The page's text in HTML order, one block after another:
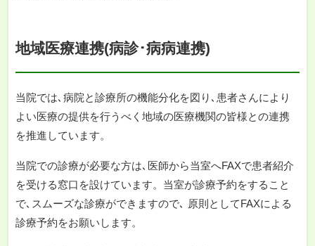
地域医療連携(病診･病病連携)
当院では､病院と診療所の機能分化を図り､患者さんにより
よい医療の提供を行うべく地域の医療機関の皆様との連携
を推進しています。
当院での診療が必要な方は､医師から当室へFAXで患者紹介
を受ける窓口を設けています。当室が診療予約をすること
で､スムーズな診療ができますので､ 原則としてFAXによる
診療予約をお願いします。